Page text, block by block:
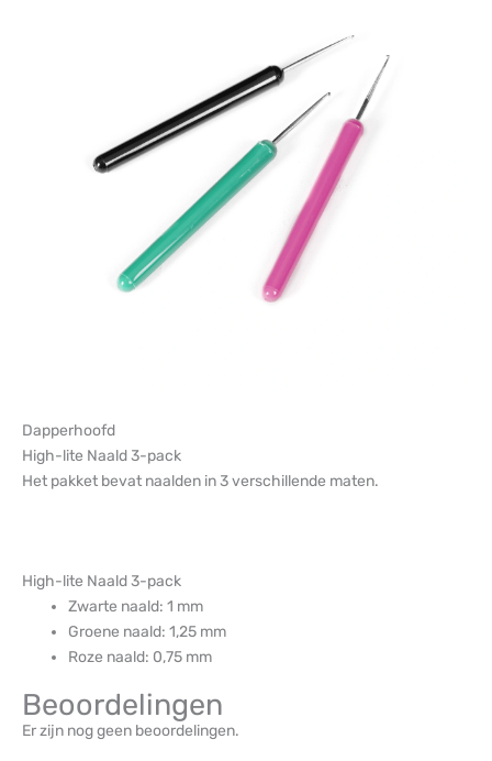
Dapperhoofd
High-lite Naald 3-pack
Het pakket bevat naalden in 3 verschillende maten.
High-lite Naald 3-pack
Zwarte naald: 1 mm
Groene naald: 1,25 mm
Roze naald: 0,75 mm
Beoordelingen
Er zijn nog geen beoordelingen.